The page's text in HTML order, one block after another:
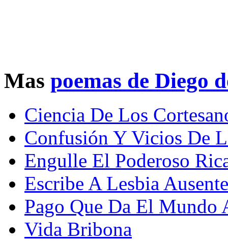
Mas poemas de Diego
Ciencia De Los
Confusión Y Vicios De
Engulle El Poderoso
Escribe A Lesbia Ausente
Pago Que Da El Mundo
Vida Bribona